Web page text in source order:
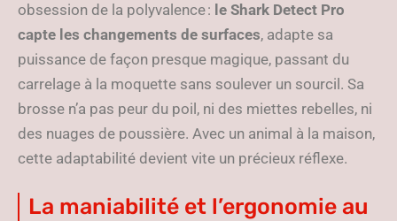
obsession de la polyvalence : le Shark Detect Pro
capte les changements de surfaces, adapte sa
puissance de façon presque magique, passant du
carrelage à la moquette sans soulever un sourcil. Sa
brosse n’a pas peur du poil, ni des miettes rebelles, ni
des nuages de poussière. Avec un animal à la maison,
cette adaptabilité devient vite un précieux réflexe.
La maniabilité et l’ergonomie au